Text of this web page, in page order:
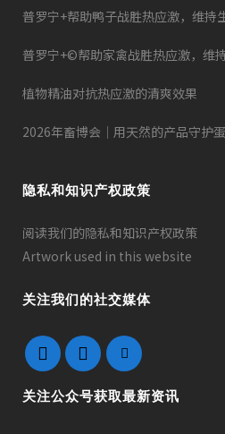
普罗宁+帮助鸭子战胜热应激，维持
普罗宁+©帮助家禽战胜热应激，维
植物精油对抗热应激的清爽效果
2026年畜博会｜用天然的产品守护
隐私和知识产权政策
阅读我们的隐私和知识产权政策
Artwork used in this website
关注我们的社交媒体
关注公众号获取最新资讯